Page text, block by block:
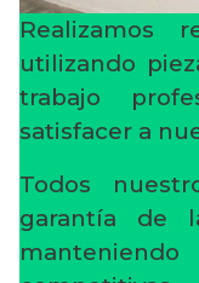
Realizamos
utilizando
trabajo
satisfacer a
Todos
garantía de